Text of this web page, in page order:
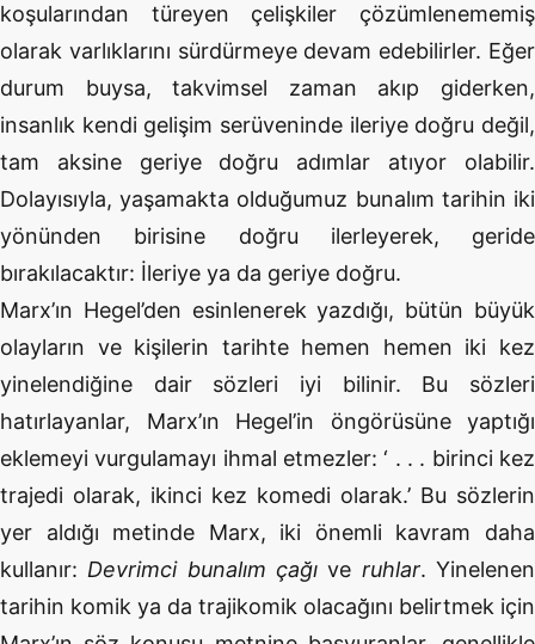
koşularından türeyen çelişkiler çözümlenememiş
olarak varlıklarını sürdürmeye devam edebilirler. Eğer
durum buysa, takvimsel zaman akıp giderken,
insanlık kendi gelişim serüveninde ileriye doğru değil,
tam aksine geriye doğru adımlar atıyor olabilir.
Dolayısıyla, yaşamakta olduğumuz bunalım tarihin iki
yönünden birisine doğru ilerleyerek, geride
bırakılacaktır: İleriye ya da geriye doğru.
Marx’ın Hegel’den esinlenerek yazdığı, bütün büyük
olayların ve kişilerin tarihte hemen hemen iki kez
yinelendiğine dair sözleri iyi bilinir. Bu sözleri
hatırlayanlar, Marx’ın Hegel’in öngörüsüne yaptığı
eklemeyi vurgulamayı ihmal etmezler: ‘ . . . birinci kez
trajedi olarak, ikinci kez komedi olarak.’ Bu sözlerin
yer aldığı metinde Marx, iki önemli kavram daha
kullanır: Devrimci bunalım çağıve ruhlar. Yinelenen
tarihin komik ya da trajikomik olacağını belirtmek için